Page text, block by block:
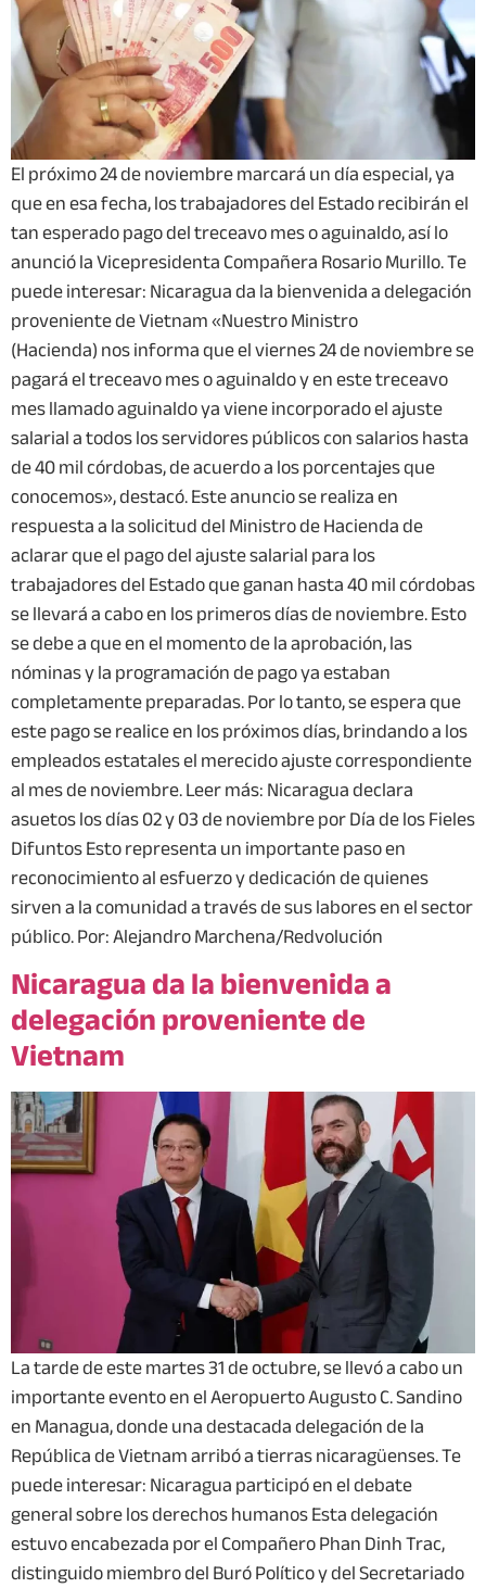
El próximo 24 de noviembre marcará un día especial, ya
que en esa fecha, los trabajadores del Estado recibirán el
tan esperado pago del treceavo mes o aguinaldo, así lo
anunció la Vicepresidenta Compañera Rosario Murillo. Te
puede interesar: Nicaragua da la bienvenida a delegación
proveniente de Vietnam «Nuestro Ministro
(Hacienda) nos informa que el viernes 24 de noviembre se
pagará el treceavo mes o aguinaldo y en este treceavo
mes llamado aguinaldo ya viene incorporado el ajuste
salarial a todos los servidores públicos con salarios hasta
de 40 mil córdobas, de acuerdo a los porcentajes que
conocemos», destacó. Este anuncio se realiza en
respuesta a la solicitud del Ministro de Hacienda de
aclarar que el pago del ajuste salarial para los
trabajadores del Estado que ganan hasta 40 mil córdobas
se llevará a cabo en los primeros días de noviembre. Esto
se debe a que en el momento de la aprobación, las
nóminas y la programación de pago ya estaban
completamente preparadas. Por lo tanto, se espera que
este pago se realice en los próximos días, brindando a los
empleados estatales el merecido ajuste correspondiente
al mes de noviembre. Leer más: Nicaragua declara
asuetos los días 02 y 03 de noviembre por Día de los Fieles
Difuntos Esto representa un importante paso en
reconocimiento al esfuerzo y dedicación de quienes
sirven a la comunidad a través de sus labores en el sector
público. Por: Alejandro Marchena/Redvolución
Nicaragua da la bienvenida a
delegación proveniente de
Vietnam
La tarde de este martes 31 de octubre, se llevó a cabo un
importante evento en el Aeropuerto Augusto C. Sandino
en Managua, donde una destacada delegación de la
República de Vietnam arribó a tierras nicaragüenses. Te
puede interesar: Nicaragua participó en el debate
general sobre los derechos humanos Esta delegación
estuvo encabezada por el Compañero Phan Dinh Trac,
distinguido miembro del Buró Político y del Secretariado